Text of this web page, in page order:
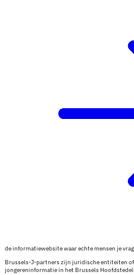
de informatiewebsite waar echte mensen je
Brussels-J-partners zijn juridische entiteiten
jongereninformatie in het Brussels